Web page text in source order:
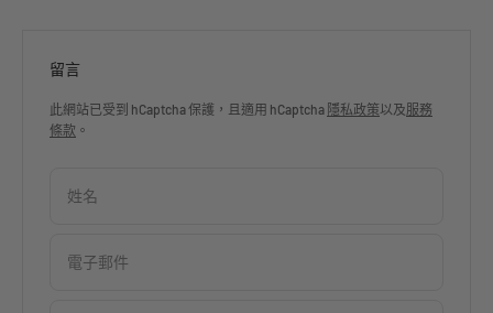
留言
此網站已受到 hCaptcha 保護，且適用 hCaptcha 隱私政策 以及 服務
條款 。
姓名
電子郵件